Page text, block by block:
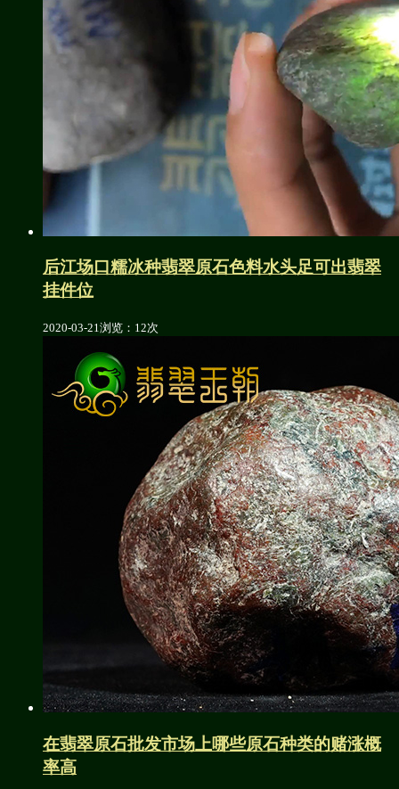
后江场口糯冰种翡翠原石色料水头足可出翡翠
挂件位
2020-03-21浏览：12次
在翡翠原石批发市场上哪些原石种类的赌涨概
率高